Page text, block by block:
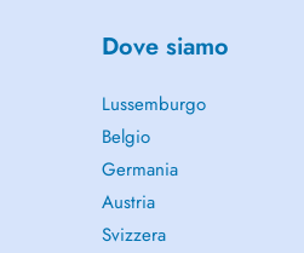
Dove siamo
Lussemburgo
Belgio
Germania
Austria
Svizzera